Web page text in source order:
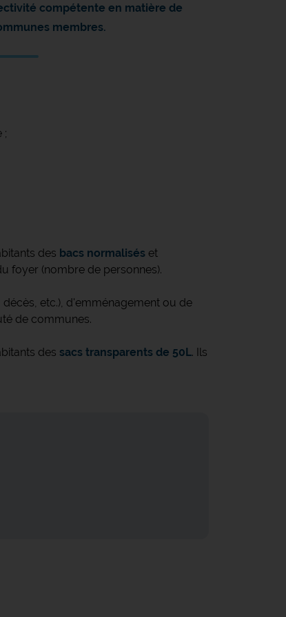
compétente en matière de
membres.
;
des bacs normalisés et
foyer (nombre de personnes).
etc.), d'emménagement ou de
de communes.
des sacs transparents de 50L. Ils